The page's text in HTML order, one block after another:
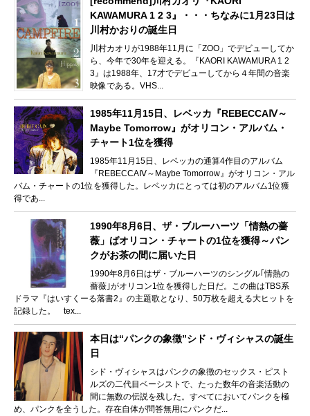
KAWAMURA 1 2 3』・・・ちなみに1月23日は
川村かおりの誕生日
川村カオリが1988年11月に「ZOO」でデビューしてか
ら、今年で30年を迎える。『KAORI KAWAMURA 1 2
3』は1988年、17才でデビューしてから４年間の音楽
映像である。VHS...
1985年11月15日、レベッカ『REBECCAⅣ～
Maybe Tomorrow』がオリコン・アルバム・
チャート1位を獲得
1985年11月15日、レベッカの通算4作目のアルバム
『REBECCAⅣ～Maybe Tomorrow』がオリコン・アル
バム・チャートの1位を獲得した。レベッカにとっては初のアルバム1位獲
得であ...
1990年8月6日、ザ・ブルーハーツ「情熱の薔
薇」ばオリコン・チャートの1位を獲得～パン
クがお茶の間に届いた日
1990年8月6日はザ・ブルーハーツのシングル｢情熱の
薔薇｣がオリコン1位を獲得した日だ。この曲はTBS系
ドラマ『はいすくーる落書2』の主題歌となり、50万枚を超える大ヒットを
記録した。 tex...
本日は“パンクの象徴”シド・ヴィシャスの誕生
日
シド・ヴィシャスはパンクの象徴のセックス・ピスト
ルズの二代目ベーシストで、たった数年の音楽活動の
間に無数の伝説を残した。すべてにおいてパンクを極
め、パンクを全うした。存在自体が問答無用にパンクだ...